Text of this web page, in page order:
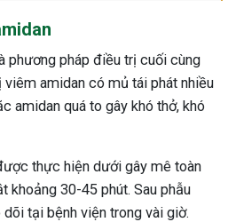
phương pháp điều trị cuối cùng
amidan có mủ tái phát nhiều
amidan quá to gây khó thở, khó
thực hiện dưới gây mê toàn
khoảng 30-45 phút. Sau phẫu
tại bệnh viện trong vài giờ.